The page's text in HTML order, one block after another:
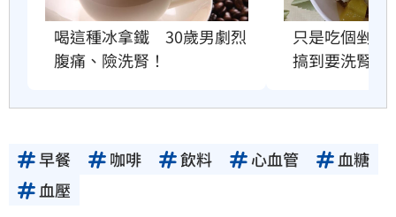
喝這種冰拿鐵　30歲男劇烈
腹痛、險洗腎！
只是吃個剉冰
搞到要洗腎？
早餐 咖啡 飲料 心血管
血糖
血壓